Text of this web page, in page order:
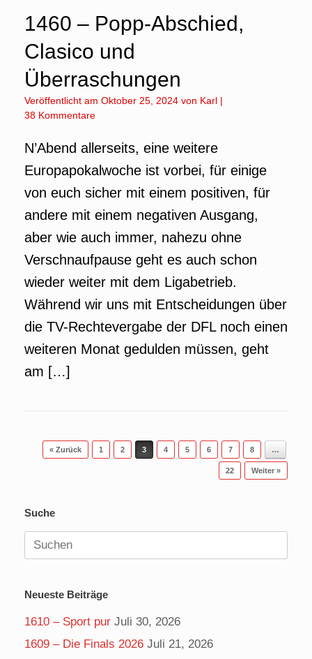
1460 – Popp-Abschied,
Clasico und
Überraschungen
Veröffentlicht am Oktober 25, 2024 von Karl |
38 Kommentare
N’Abend allerseits, eine weitere
Europapokalwoche ist vorbei, für einige
von euch sicher mit einem positiven, für
andere mit einem negativen Ausgang,
aber wie auch immer, nahezu ohne
Verschnaufpause geht es auch schon
wieder weiter mit dem Ligabetrieb.
Während wir uns mit Entscheidungen über
die TV-Rechtevergabe der DFL noch einen
weiteren Monat gedulden müssen, geht
am […]
Beitragsnavigation
« Zurück 1 2 3 4 5 6 7 8 …
22 Weiter »
Suche
Suchen
nach:
Neueste Beiträge
1610 – Sport pur Juli 30, 2026
1609 – Die Finals 2026 Juli 21, 2026